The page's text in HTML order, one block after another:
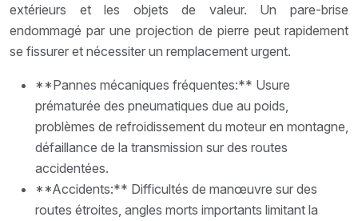
extérieurs et les objets de valeur. Un pare-brise
endommagé par une projection de pierre peut rapidement
se fissurer et nécessiter un remplacement urgent.
**Pannes mécaniques fréquentes:** Usure
prématurée des pneumatiques due au poids,
problèmes de refroidissement du moteur en montagne,
défaillance de la transmission sur des routes
accidentées.
**Accidents:** Difficultés de manœuvre sur des
routes étroites, angles morts importants limitant la